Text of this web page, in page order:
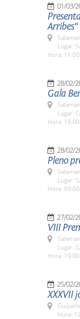
01/03/
Arribes"
Lugar:
Hora:
28/02/
Gala
Lugar:
Hora:
28/02/
Pleno
Lugar:
Hora:
27/02/
VIII
Lugar:
Hora:
25/02/
XXXVII
Hora: